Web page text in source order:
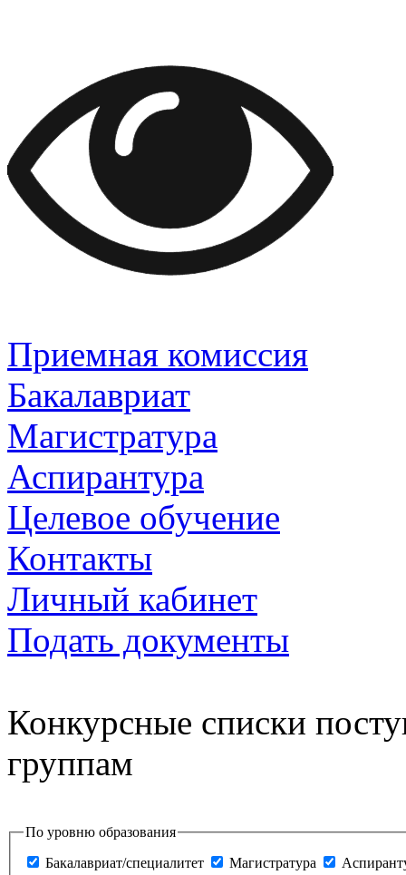
Приемная комиссия
Бакалавриат
Магистратура
Аспирантура
Целевое обучение
Контакты
Личный кабинет
Подать документы
Конкурсные списки
группам
По уровню образования
Бакалавриат/специалитет
Магистратура